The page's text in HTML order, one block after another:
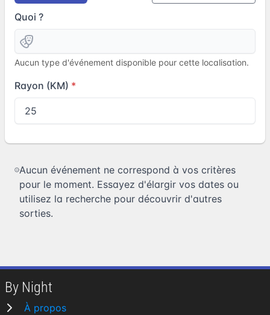
Quoi ?
Aucun type d'événement disponible pour cette localisation.
Rayon (KM)
Aucun événement ne correspond à vos critères
pour le moment. Essayez d'élargir vos dates ou
utilisez la recherche pour découvrir d'autres
sorties.
By Night
À propos